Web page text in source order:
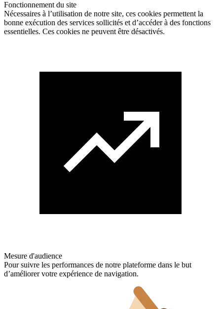
Fonctionnement du site
Nécessaires à l’utilisation de notre site, ces cookies permettent la
bonne exécution des services sollicités et d’accéder à des fonctions
essentielles. Ces cookies ne peuvent être désactivés.
Mesure d'audience
Pour suivre les performances de notre plateforme dans le but
d’améliorer votre expérience de navigation.